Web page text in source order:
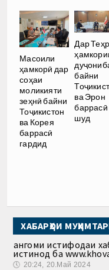
Масоили
ҳамкорӣ дар
соҳаи
моликияти
зеҳнӣ байни
Тоҷикистон
ва Корея
баррасӣ
гардид
Дар
байни
ва Эрон
баррасӣ
шуд
ХАБАРҲОИ
Ҳангоми истифодаи
истинод ба
🕔 20:24, 20.Май 2024